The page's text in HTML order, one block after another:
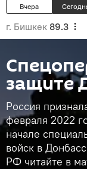
Вчера
г. Бишкек 89.3
защите
Россия
февраля 2022
начале
войск в
РФ читайте в